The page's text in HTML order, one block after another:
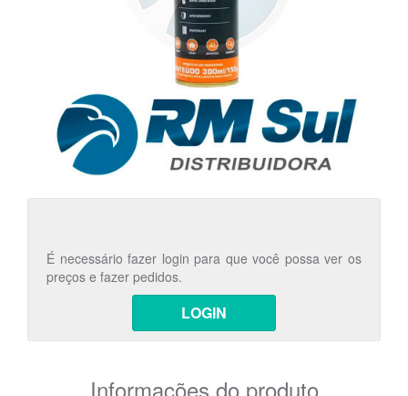
É necessário fazer login para que você possa ver os
preços e fazer pedidos.
LOGIN
Informações do produto